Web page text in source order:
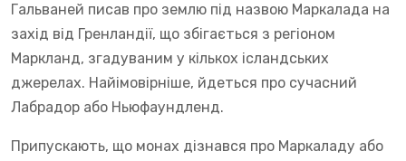
Гальваней писав про землю під назвою Маркалада на
захід від Гренландії, що збігається з регіоном
Маркланд, згадуваним у кількох ісландських
джерелах. Найімовірніше, йдеться про сучасний
Лабрадор або Ньюфаундленд.
Припускають, що монах дізнався про Маркаладу або